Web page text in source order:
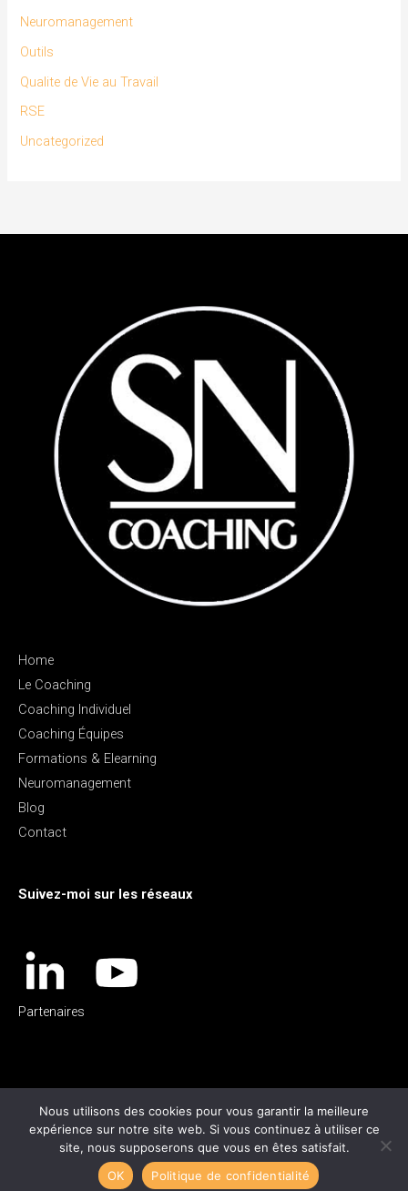
Neuromanagement
Outils
Qualite de Vie au Travail
RSE
Uncategorized
Home
Le Coaching
Coaching Individuel
Coaching Équipes
Formations & Elearning
Neuromanagement
Blog
Contact
Suivez-moi sur les réseaux
Partenaires
Copyright © 2026Sylvie Nourry Coaching
Nous utilisons des cookies pour vous garantir la meilleure
expérience sur notre site web. Si vous continuez à utiliser ce
site, nous supposerons que vous en êtes satisfait.
OK
Politique de confidentialité